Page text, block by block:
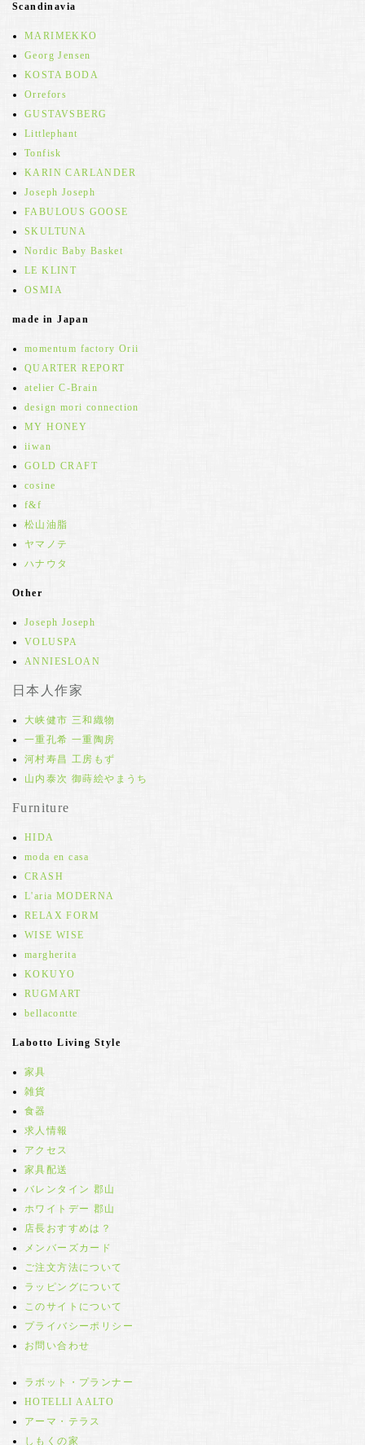
Scandinavia
MARIMEKKO
Georg Jensen
KOSTA BODA
Orrefors
GUSTAVSBERG
Littlephant
Tonfisk
KARIN CARLANDER
Joseph Joseph
FABULOUS GOOSE
SKULTUNA
Nordic Baby Basket
LE KLINT
OSMIA
made in Japan
momentum factory Orii
QUARTER REPORT
atelier C-Brain
design mori connection
MY HONEY
iiwan
GOLD CRAFT
cosine
f&f
松山油脂
ヤマノテ
ハナウタ
Other
Joseph Joseph
VOLUSPA
ANNIESLOAN
日本人作家
大峡健市 三和織物
一重孔希 一重陶房
河村寿昌 工房もず
山内泰次 御蒔絵やまうち
Furniture
HIDA
moda en casa
CRASH
L'aria MODERNA
RELAX FORM
WISE WISE
margherita
KOKUYO
RUGMART
bellacontte
Labotto Living Style
家具
雑貨
食器
求人情報
アクセス
家具配送
バレンタイン 郡山
ホワイトデー 郡山
店長おすすめは？
メンバーズカード
ご注文方法について
ラッピングについて
このサイトについて
プライバシーポリシー
お問い合わせ
ラボット・プランナー
HOTELLI AALTO
アーマ・テラス
しもくの家